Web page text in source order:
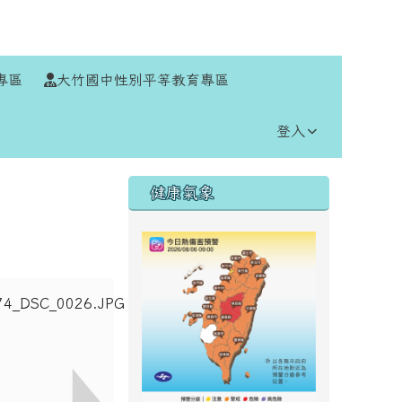
區 大竹國中性別平等教育專區
登入
右邊區域內容
健康氣象